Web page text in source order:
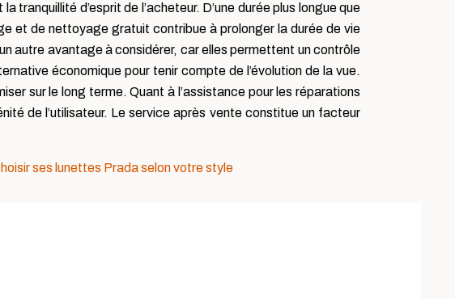
d’esprit de l’acheteur. D’une durée plus longue que
et de nettoyage gratuit contribue à prolonger la durée de vie
autre avantage à considérer, car elles permettent un contrôle
économique pour tenir compte de l’évolution de la vue.
sur le long terme. Quant à l’assistance pour les réparations
de l’utilisateur. Le service après vente constitue un facteur
ses lunettes Prada selon votre style